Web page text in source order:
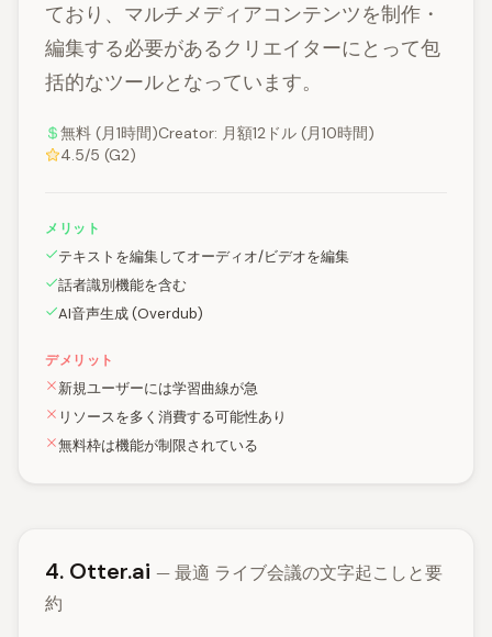
ており、マルチメディアコンテンツを制作・
編集する必要があるクリエイターにとって包
括的なツールとなっています。
無料 (月1時間)Creator: 月額12ドル (月10時間)
4.5/5 (G2)
メリット
テキストを編集してオーディオ/ビデオを編集
話者識別機能を含む
AI音声生成 (Overdub)
デメリット
新規ユーザーには学習曲線が急
リソースを多く消費する可能性あり
無料枠は機能が制限されている
4. Otter.ai — 最適 ライブ会議の文字起こしと要
約